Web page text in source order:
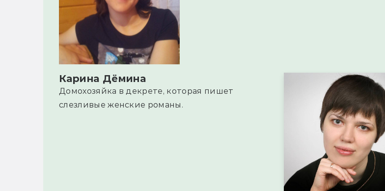
Карина Дёмина
Домохозяйка в декрете, которая пишет
слезливые женские романы.